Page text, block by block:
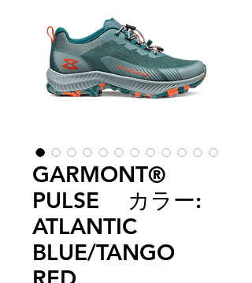
GARMONT®
PULSE カラー:
ATLANTIC
BLUE/TANGO